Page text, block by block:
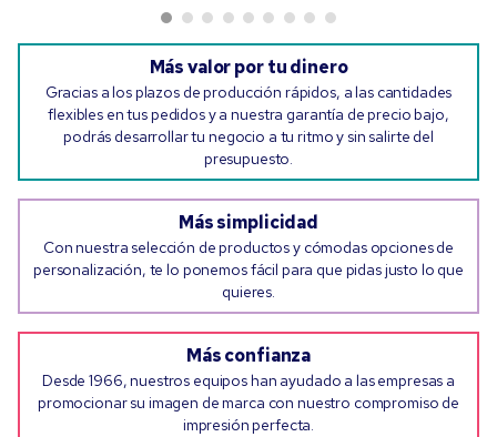
Más valor por tu dinero
Gracias a los plazos de producción rápidos, a las cantidades
flexibles en tus pedidos y a nuestra garantía de precio bajo,
podrás desarrollar tu negocio a tu ritmo y sin salirte del
presupuesto.
Más simplicidad
Con nuestra selección de productos y cómodas opciones de
personalización, te lo ponemos fácil para que pidas justo lo que
quieres.
Más confianza
Desde 1966, nuestros equipos han ayudado a las empresas a
promocionar su imagen de marca con nuestro compromiso de
impresión perfecta.